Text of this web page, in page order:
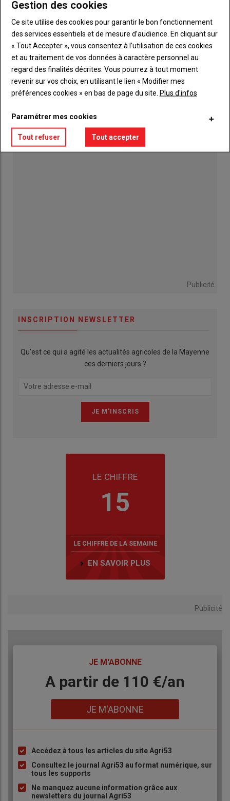
Le banc d'essai, la solution pour vérifier la
puissance de votre moteur
Terrena. Moissons : une récolte 2026 «
exceptionnellement précoce »
06 août 2026
Le Japon au cœur de l'Anjou
Publicité
INSCRIPTION NEWSLETTER
Qu’est ce qui a agité les actualités agricoles de la Mayenne
ces derniers jours ?
LE CHIFFRE
15
LE CHIFFRE DE LA SEMAINE
EN SAVOIR PLUS
Publicité
JE M'ABONNE
BodyA partir de 110 €/an
JE M'ABONNE
Liste
à
puce
Accédez à tous les articles du site Agri53
Consultez le journal Agri53 au format numérique, sur
tous les supports
Ne manquez aucune information grâce aux
newsletters du journal Agri53
Gestion des cookies
Ce site utilise des cookies pour garantir le bon fonctionnement
des services essentiels et de mesure d’audience. En cliquant sur
« Tout Accepter », vous consentez à l’utilisation de ces cookies
et au traitement de vos données à caractère personnel au
regard des finalités décrites. Vous pourrez à tout moment
revenir sur vos choix, en utilisant le lien « Modifier mes
préférences cookies » en bas de page du site. Plus d'infos
Paramétrer mes cookies
Tout refuser Tout accepter